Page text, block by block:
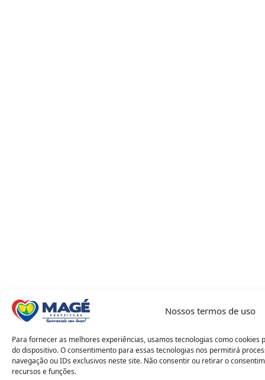
Nossos termos de uso
Para fornecer as melhores experiências, usamos tecnologias como
do dispositivo. O consentimento para essas tecnologias nos permitirá
navegação ou IDs exclusivos neste site. Não consentir ou retirar o
recursos e funções.